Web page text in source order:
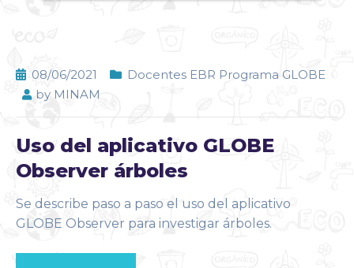
08/06/2021
Docentes EBR Programa GLOBE
by MINAM
Uso del aplicativo GLOBE
Observer árboles
Se describe paso a paso el uso del aplicativo
GLOBE Observer para investigar árboles.